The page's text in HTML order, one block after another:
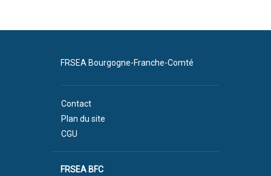
FRSEA Bourgogne-Franche-Comté
Contact
Plan du site
CGU
FRSEA BFC